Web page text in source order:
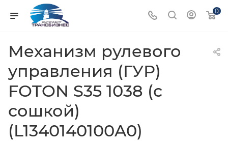
0
Механизм рулевого
управления (ГУР)
FOTON S35 1038 (с
сошкой)
(L1340140100A0)